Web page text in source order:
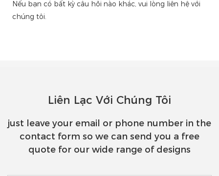
Nếu bạn có bất kỳ câu hỏi nào khác, vui lòng liên hệ với
chúng tôi.
Liên Lạc Với Chúng Tôi
just leave your email or phone number in the
contact form so we can send you a free
quote for our wide range of designs